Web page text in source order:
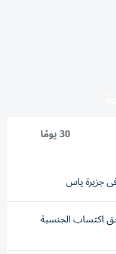
30 يومًا
جزيرة ياس
حق اكتساب الجنسية